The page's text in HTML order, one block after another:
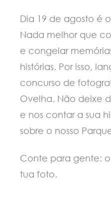
Dia 19 de agosto é
Nada melhor que
e congelar
histórias. Por isso,
concurso de
Ovelha. Não deixe
e nos contar a sua
sobre o nosso
Conte para gente:
tua foto.